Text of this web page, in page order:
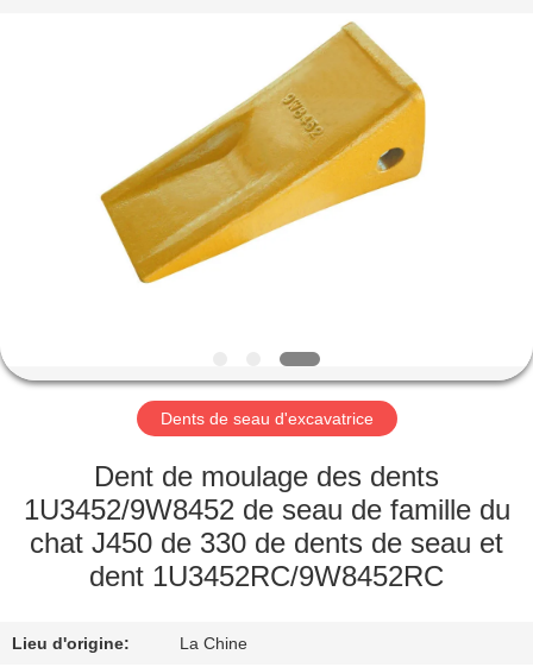
PRODUITS
SUJET
DE
VISITE
D'USINE
Dents de seau d'excavatrice
Dent de moulage des dents
1U3452/9W8452 de seau de famille du
chat J450 de 330 de dents de seau et
dent 1U3452RC/9W8452RC
Lieu d'origine: La Chine